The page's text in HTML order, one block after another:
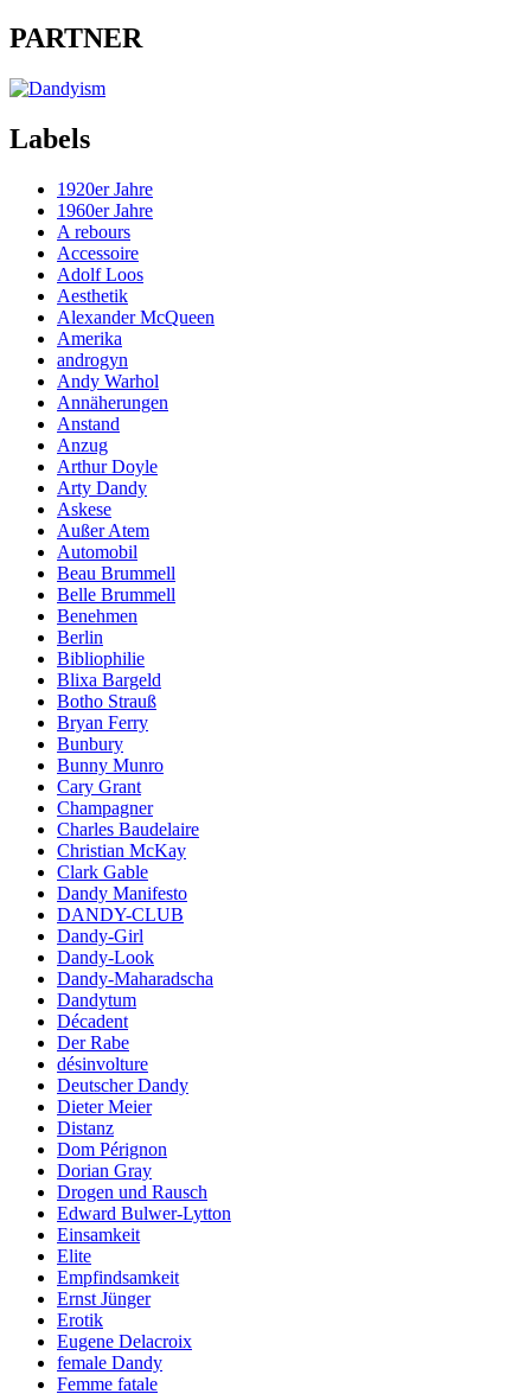
PARTNER
Labels
1920er Jahre
1960er Jahre
A rebours
Accessoire
Adolf Loos
Aesthetik
Alexander McQueen
Amerika
androgyn
Andy Warhol
Annäherungen
Anstand
Anzug
Arthur Doyle
Arty Dandy
Askese
Außer Atem
Automobil
Beau Brummell
Belle Brummell
Benehmen
Berlin
Bibliophilie
Blixa Bargeld
Botho Strauß
Bryan Ferry
Bunbury
Bunny Munro
Cary Grant
Champagner
Charles Baudelaire
Christian McKay
Clark Gable
Dandy Manifesto
DANDY-CLUB
Dandy-Girl
Dandy-Look
Dandy-Maharadscha
Dandytum
Décadent
Der Rabe
désinvolture
Deutscher Dandy
Dieter Meier
Distanz
Dom Pérignon
Dorian Gray
Drogen und Rausch
Edward Bulwer-Lytton
Einsamkeit
Elite
Empfindsamkeit
Ernst Jünger
Erotik
Eugene Delacroix
female Dandy
Femme fatale